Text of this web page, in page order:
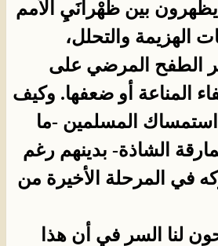
يظهرون بين ظَهْرانَيِ الأمم
الهزيمة والتحلل،
الطفح المرضي على
المناعة أو ضعفها. وكيف
المسلمين -ما
الشاذة- بدينهم رغم
في المرحلة الأخيرة من
لنا السر في أن هذا